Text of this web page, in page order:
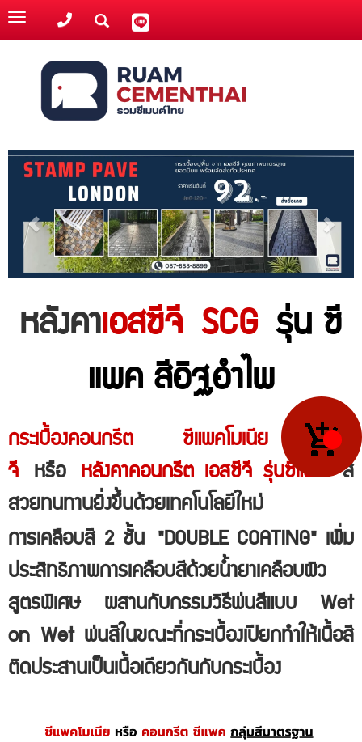
Toggle
navigation
หลังคาเอสซีจี SCG รุ่น ซี
แพค สีอิฐอำไพ
กระเบื้องคอนกรีต ซีแพคโมเนีย เอสซี
จี
หรือ หลังคาคอนกรีต เอสซีจี รุ่นซีแพคสี
สวยทนทานยิ่งขึ้นด้วยเทคโนโลยีใหม่
การเคลือบสี 2 ชั้น "DOUBLE COATING" เพิ่ม
ประสิทธิภาพการเคลือบสีด้วยน้ำยาเคลือบผิว
สูตรพิเศษ ผสานกับกรรมวิธีพ่นสีแบบ Wet
on Wet พ่นสีในขณะที่กระเบื้องเปียกทำให้เนื้อสี
ติดประสานเป็นเนื้อเดียวกันกับกระเบื้อง